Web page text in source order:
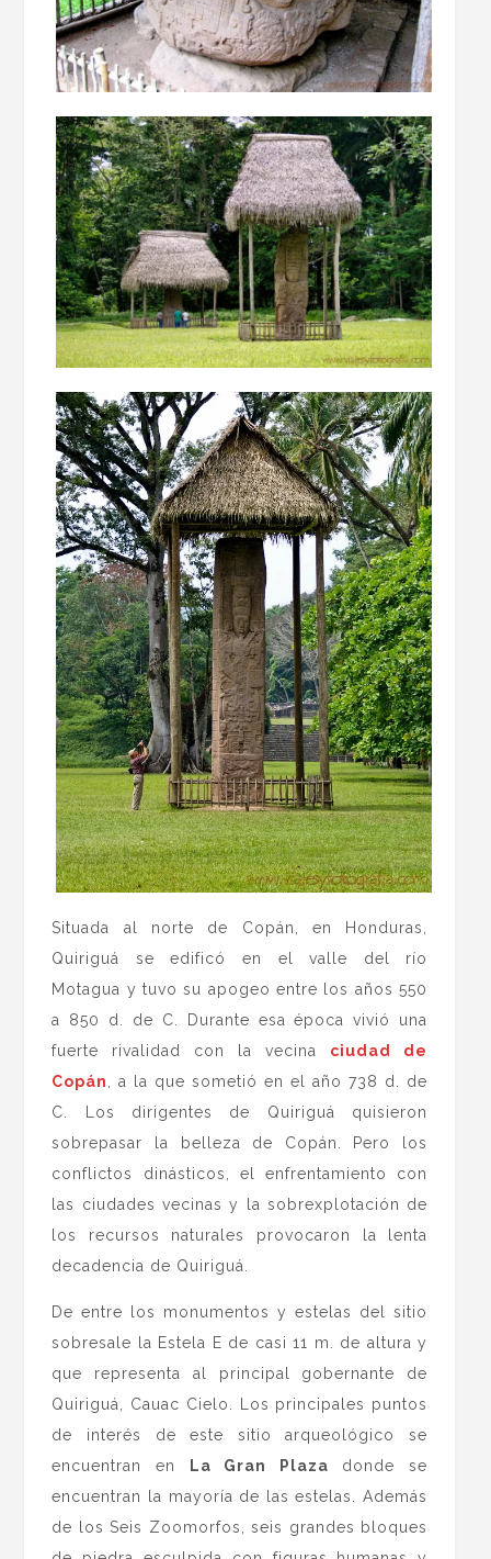
Situada al norte de Copán, en Honduras,
Quiriguá se edificó en el valle del río
Motagua y tuvo su apogeo entre los años 550
a 850 d. de C. Durante esa época vivió una
fuerte rivalidad con la vecina ciudad de
Copán, a la que sometió en el año 738 d. de
C. Los dirigentes de Quiriguá quisieron
sobrepasar la belleza de Copán. Pero los
conflictos dinásticos, el enfrentamiento con
las ciudades vecinas y la sobrexplotación de
los recursos naturales provocaron la lenta
decadencia de Quiriguá.
De entre los monumentos y estelas del sitio
sobresale la Estela E de casi 11 m. de altura y
que representa al principal gobernante de
Quiriguá, Cauac Cielo. Los principales puntos
de interés de este sitio arqueológico se
encuentran en
La Gran Plaza donde se
encuentran la mayoría de las estelas. Además
de los Seis Zoomorfos, seis grandes bloques